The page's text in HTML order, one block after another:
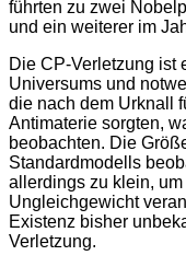
führten zu zwei
und ein weiterer im
Die CP-Verletzung ist
Universums und
die nach dem Urknall
Antimaterie sorgten,
beobachten. Die
Standardmodells
allerdings zu klein,
Ungleichgewicht
Existenz bisher
Verletzung.